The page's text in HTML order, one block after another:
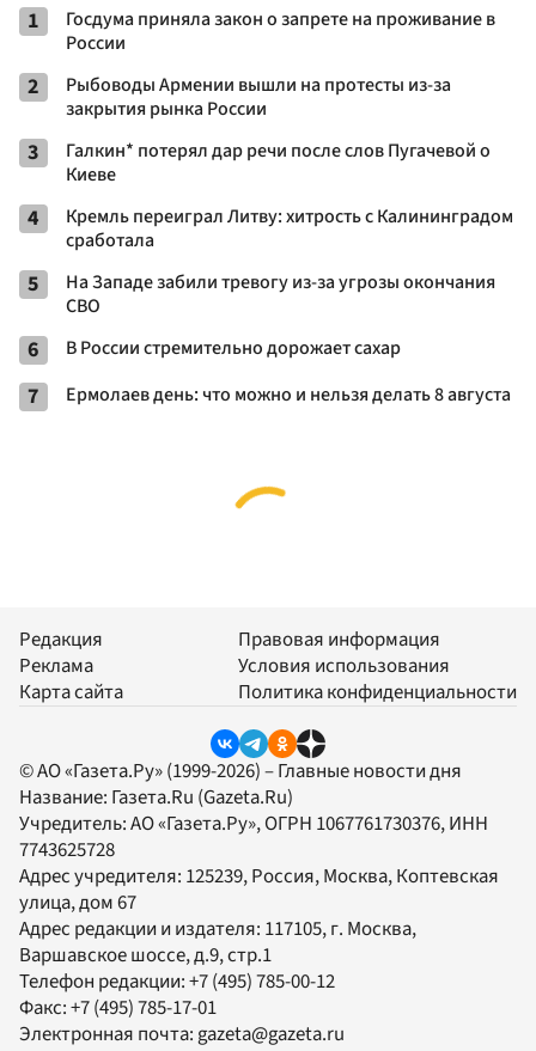
1
Госдума приняла закон о запрете на проживание в
России
2
Рыбоводы Армении вышли на протесты из-за
закрытия рынка России
3
Галкин* потерял дар речи после слов Пугачевой о
Киеве
4
Кремль переиграл Литву: хитрость с Калининградом
сработала
5
На Западе забили тревогу из-за угрозы окончания
СВО
6 В России стремительно дорожает сахар
7 Ермолаев день: что можно и нельзя делать 8 августа
Редакция
Реклама
Карта сайта
Правовая информация
Условия использования
Политика конфиденциальности
© АО «Газета.Ру» (1999-2026) – Главные новости дня
Название: Газета.Ru (Gazeta.Ru)
Учредитель:АО «Газета.Ру», ОГРН 1067761730376, ИНН
7743625728
Адрес учредителя: 125239, Россия, Москва, Коптевская
улица, дом 67
Адрес редакции и издателя: 117105, г. Москва,
Варшавское шоссе, д.9, стр.1
Телефон редакции:+7 (495) 785-00-12
Факс:+7 (495) 785-17-01
Электронная почта:gazeta@gazeta.ru